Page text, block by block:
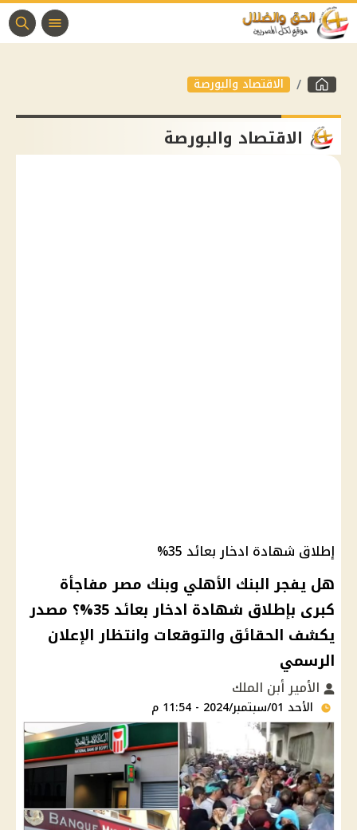
الاقتصاد والبورصة
الاقتصاد والبورصة
إطلاق شهادة ادخار بعائد 35%
هل يفجر البنك الأهلي وبنك مصر مفاجأة
كبرى بإطلاق شهادة ادخار بعائد 35%؟ مصدر
يكشف الحقائق والتوقعات وانتظار الإعلان
الرسمي
الأمير أبن الملك
الأحد 01/سبتمبر/2024 - 11:54 م